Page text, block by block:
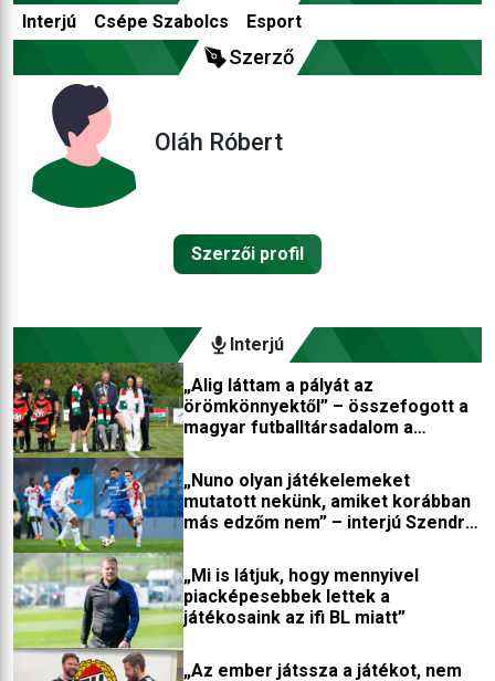
Interjú Csépe Szabolcs Esport
Szerző
Oláh Róbert
Szerzői profil
Interjú
„Alig láttam a pályát az
örömkönnyektől” – összefogott a
magyar futballtársadalom a
kerekesszékbe került játékosért
„Nuno olyan játékelemeket
mutatott nekünk, amiket korábban
más edzőm nem” – interjú Szendrei
Norberttel
„Mi is látjuk, hogy mennyivel
piacképesebbek lettek a
játékosaink az ifi BL miatt”
„Az ember játssza a játékot, nem